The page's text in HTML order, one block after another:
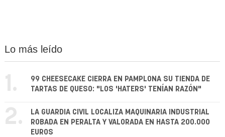
Lo más leído
1.
99 CHEESECAKE CIERRA EN PAMPLONA SU TIENDA DE
TARTAS DE QUESO: "LOS 'HATERS' TENÍAN RAZÓN"
2.
LA GUARDIA CIVIL LOCALIZA MAQUINARIA INDUSTRIAL
ROBADA EN PERALTA Y VALORADA EN HASTA 200.000
EUROS